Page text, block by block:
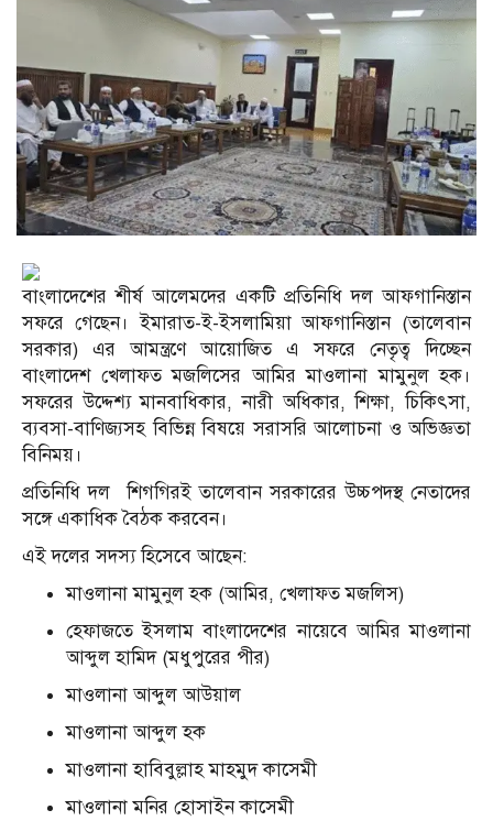
বাংলাদেশের শীর্ষ আলেমদের একটি প্রতিনিধি দল আফগানিস্তান
সফরে গেছেন। ইমারাত-ই-ইসলামিয়া আফগানিস্তান (তালেবান
সরকার) এর আমন্ত্রণে আয়োজিত এ সফরে নেতৃত্ব দিচ্ছেন
বাংলাদেশ খেলাফত মজলিসের আমির মাওলানা মামুনুল হক।
সফরের উদ্দেশ্য মানবাধিকার, নারী অধিকার, শিক্ষা, চিকিৎসা,
ব্যবসা-বাণিজ্যসহ বিভিন্ন বিষয়ে সরাসরি আলোচনা ও অভিজ্ঞতা
বিনিময়।
প্রতিনিধি দল শিগগিরই তালেবান সরকারের উচ্চপদস্থ নেতাদের
সঙ্গে একাধিক বৈঠক করবেন।
এই দলের সদস্য হিসেবে আছেন:
মাওলানা মামুনুল হক (আমির, খেলাফত মজলিস)
হেফাজতে ইসলাম বাংলাদেশের নায়েবে আমির মাওলানা
আব্দুল হামিদ (মধুপুরের পীর)
মাওলানা আব্দুল আউয়াল
মাওলানা আব্দুল হক
মাওলানা হাবিবুল্লাহ মাহমুদ কাসেমী
মাওলানা মনির হোসাইন কাসেমী